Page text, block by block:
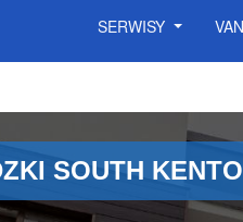
SERWISY
SOUTH